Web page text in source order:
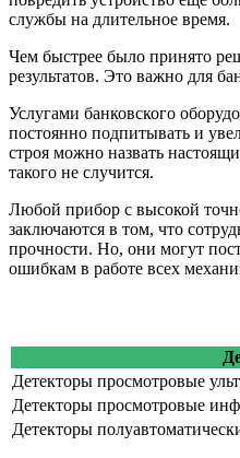
службы на длительное время.
Чем быстрее было принято
результатов. Это важно для
Услугами банковского
постоянно подпитывать и
строя можно назвать
такого не случится.
Любой прибор с высокой
заключаются в том, что
прочности. Но, они могут
ошибкам в работе всех
Детекторы просмотровые
Детекторы просмотровые
Детекторы